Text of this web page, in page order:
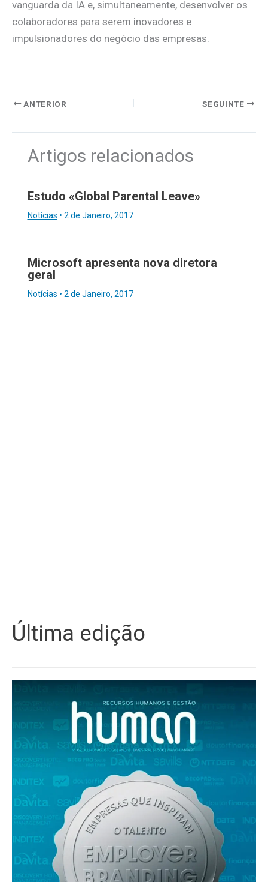
vanguarda da IA e, simultaneamente, desenvolver os
colaboradores para serem inovadores e
impulsionadores do negócio das empresas.
ANTERIOR SEGUINTE
Artigos relacionados
Estudo «Global Parental Leave»
Notícias • 2 de Janeiro, 2017
Microsoft apresenta nova diretora
geral
Notícias • 2 de Janeiro, 2017
Última edição